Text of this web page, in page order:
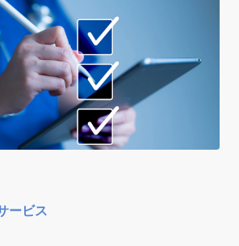
ービス